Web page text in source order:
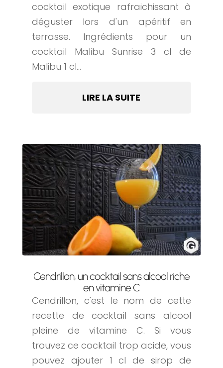
cocktail exotique rafraichissant à
déguster lors d'un apéritif en
terrasse. Ingrédients pour un
cocktail Malibu Sunrise 3 cl de
Malibu 1 cl...
LIRE LA SUITE
Cendrillon, un cocktail sans alcool riche
en vitamine C
Cendrillon, c'est le nom de cette
recette de cocktail sans alcool
pleine de vitamine C. Si vous
trouvez ce cocktail trop acide, vous
pouvez ajouter 1 cl de sirop de